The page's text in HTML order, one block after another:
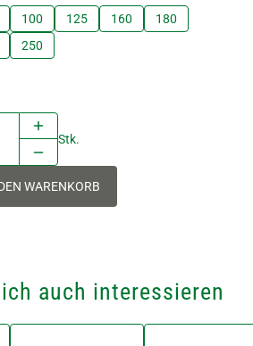
100 125 160
180
250
Stk.
WARENKORB
auch interessieren